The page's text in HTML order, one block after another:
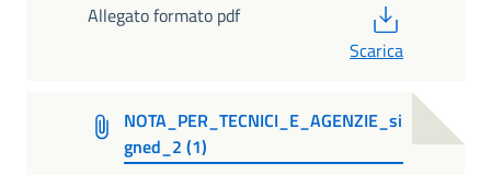
Allegato formato pdf
Scarica
NOTA_PER_TECNICI_E_AGENZIE_si
gned_2 (1)